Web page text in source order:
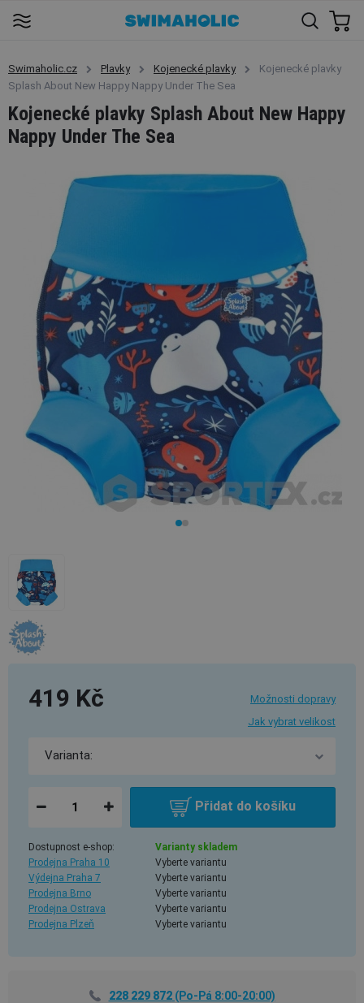
Swimaholic.cz Plavky Kojenecké plavky
Kojenecké plavky
Splash About New Happy Nappy Under The Sea
Kojenecké plavky Splash About New Happy
Nappy Under The Sea
419 Kč
Možnosti dopravy
Jak vybrat velikost
Přidat do košíku
Dostupnost e-shop:
Varianty skladem
Prodejna Praha 10
Vyberte variantu
Výdejna Praha 7
Vyberte variantu
Prodejna Brno
Vyberte variantu
Prodejna Ostrava
Vyberte variantu
Prodejna Plzeň
Vyberte variantu
228 229 872(Po-Pá 8:00-20:00)